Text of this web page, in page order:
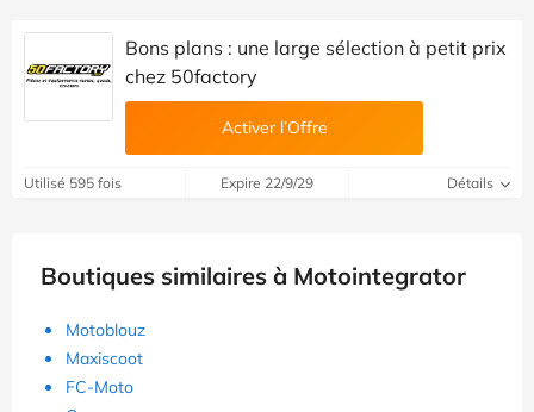
Bons plans : une large sélection à petit prix
chez 50factory
Activer l’Offre
Utilisé 595 fois Expire 22/9/29 Détails
Boutiques similaires à Motointegrator
Motoblouz
Maxiscoot
FC-Moto